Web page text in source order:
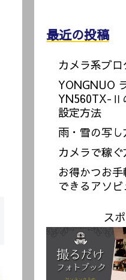
最近の投稿
カメラ系ブ
YONGNUO
YN560TX-Ⅱ
設定方法
雨・雪の写し
カメラで稼
お得かつお
できるアソ
ス